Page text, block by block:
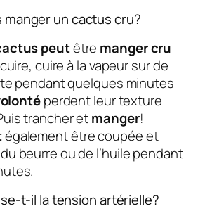
manger un cactus cru?
peutêtre manger cru
cuire à la vapeur sur de
pendant quelques minutes
perdent leur texture
trancher etmanger!
également être coupée et
beurre ou de l’huile pendant
t-il la tension artérielle?